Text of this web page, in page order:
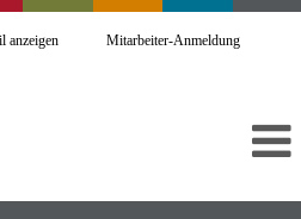
anzeigen Mitarbeiter-Anmeldung